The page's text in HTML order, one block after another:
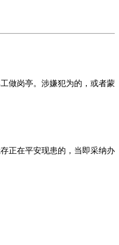
做岗亭。涉嫌犯为的，或者蒙
正在平安现患的，当即采纳办